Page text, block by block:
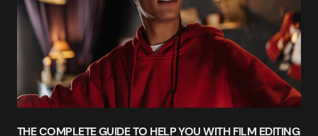
THE COMPLETE GUIDE TO HELP YOU WITH FILM EDITING